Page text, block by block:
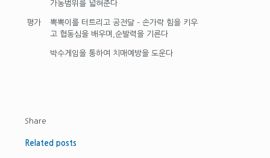
평가
가동범위를 넓혀준다
뽁뽁이를 터트리고 공전달 – 손가락 힘을 키우
고 협동심을 배우며,순발력을 기른다
박수게임을 통하여 치매예방을 도운다
Share
Related posts